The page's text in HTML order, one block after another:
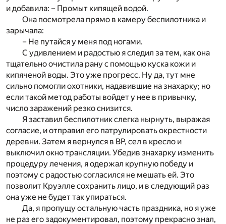
и добавила: – Промыт кипящей водой.
Она посмотрела прямо в камеру беспилотника и
зарычала:
– Не путайся у меня под ногами.
С удивлением и радостью я следил за тем, как она
тщательно очистила рану с помощью куска кожи и
кипяченой воды. Это уже прогресс. Ну да, тут мне
сильно помогли охотники, надавившие на знахарку; но
если такой метод работы войдет у нее в привычку,
число заражений резко снизится.
Я заставил беспилотник слегка нырнуть, выражая
согласие, и отправил его патрулировать окрестности
деревни. Затем я вернулся в ВР, сел в кресло и
выключил окно трансляции. Убедив знахарку изменить
процедуру лечения, я одержал крупную победу и
поэтому с радостью согласился не мешать ей. Это
позволит Круэлле сохранить лицо, и в следующий раз
она уже не будет так упираться.
Да, я пропущу остальную часть праздника, но я уже
не раз его задокументировал, поэтому прекрасно знал,